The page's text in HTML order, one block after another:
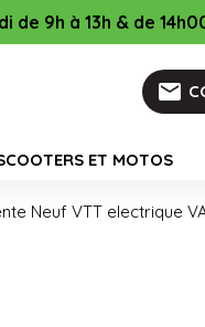
à 18h45, le
mail
ET MOTOS
Neuf VTT electrique